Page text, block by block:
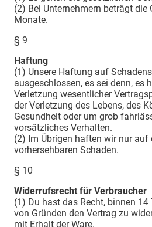
(2) Bei Unternehmern beträgt
Monate.
§ 9
Haftung
(1) Unsere Haftung auf
ausgeschlossen, es sei denn, es
Verletzung wesentlicher
der Verletzung des Lebens, des
Gesundheit oder um grob
vorsätzliches Verhalten.
(2) Im Übrigen haften wir nur auf
vorhersehbaren Schaden.
§ 10
Widerrufsrecht für Verbraucher
(1) Du hast das Recht, binnen 14
von Gründen den Vertrag zu
mit Erhalt der Ware.